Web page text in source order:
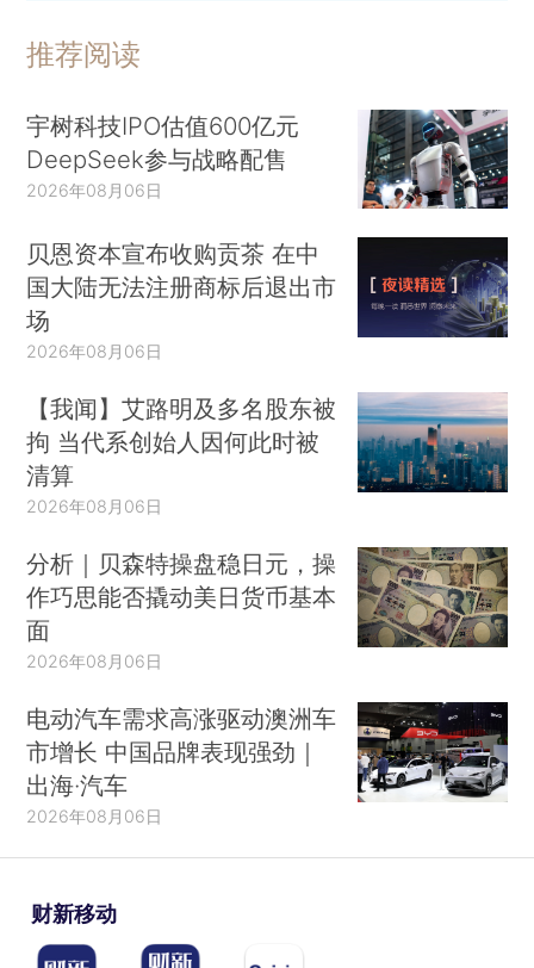
推荐阅读
宇树科技IPO估值600亿元
DeepSeek参与战略配售
2026年08月06日
贝恩资本宣布收购贡茶 在中
国大陆无法注册商标后退出市
场
2026年08月06日
【我闻】艾路明及多名股东被
拘 当代系创始人因何此时被
清算
2026年08月06日
分析｜贝森特操盘稳日元，操
作巧思能否撬动美日货币基本
面
2026年08月06日
电动汽车需求高涨驱动澳洲车
市增长 中国品牌表现强劲｜
出海·汽车
2026年08月06日
财新移动